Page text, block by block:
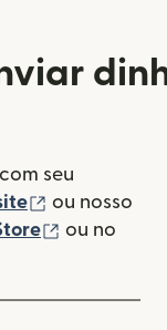
seu
(abre em
ou nosso
(abre em
ou no